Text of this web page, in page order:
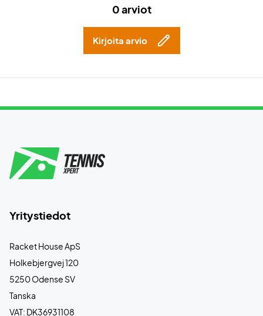
0 arviot
Kirjoita arvio
Yritystiedot
Racket House ApS
Holkebjergvej 120
5250 Odense SV
Tanska
VAT: DK36931108